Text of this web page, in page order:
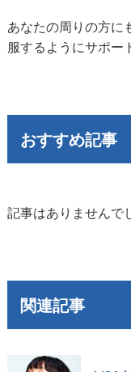
あなたの周りの方に
服するようにサポー
おすすめ記事
記事はありませんで
関連記事